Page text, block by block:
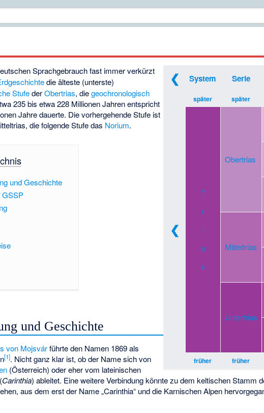
❮ System Serie
❮
später später
T
r
i
a
s
Obertrias
Mitteltrias
Untertrias
früher früher
Sprachgebrauch fast immer verkürzt
die älteste (unterste)
StufederObertrias, diegeochronologisch
235 bis etwa 228 Millionen Jahren entspricht
Jahre dauerte. Die vorhergehende Stufe ist
die folgende Stufe das Norium.
und Geschichte
GSSP
und Geschichte
von Mojsvárführte den Namen 1869 als
[1]. Nicht ganz klar ist, ob der Name sich von
(Österreich) oder eher vom lateinischen
Carinthia) ableitet. Eine weitere Verbindung könnte zu dem keltischen Stamm
aus dem erst der Name „Carinthia“ und die Karnischen Alpen